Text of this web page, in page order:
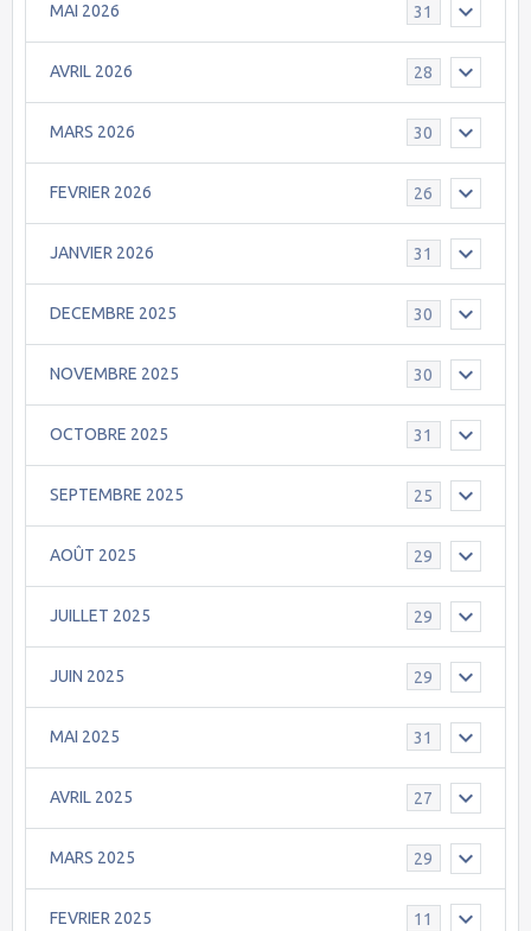
MAI 2026 31
AVRIL 2026 28
MARS 2026 30
FEVRIER 2026 26
JANVIER 2026 31
DECEMBRE 2025 30
NOVEMBRE 2025 30
OCTOBRE 2025 31
SEPTEMBRE 2025 25
AOÛT 2025 29
JUILLET 2025 29
JUIN 2025 29
MAI 2025 31
AVRIL 2025 27
MARS 2025 29
FEVRIER 2025 11